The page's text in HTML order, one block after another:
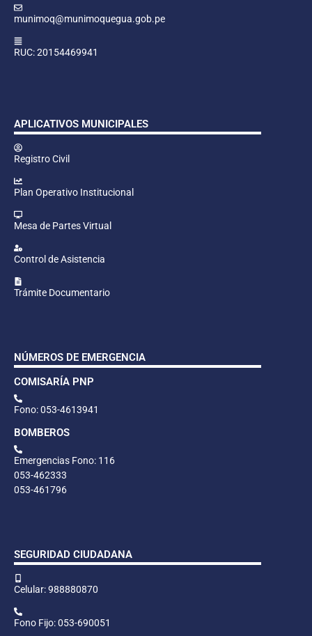
munimoq@munimoquegua.gob.pe
RUC: 20154469941
APLICATIVOS MUNICIPALES
Registro Civil
Plan Operativo Institucional
Mesa de Partes Virtual
Control de Asistencia
Trámite Documentario
NÚMEROS DE EMERGENCIA
COMISARÍA PNP
Fono: 053-4613941
BOMBEROS
Emergencias Fono: 116
053-462333
053-461796
SEGURIDAD CIUDADANA
Celular: 988880870
Fono Fijo: 053-690051